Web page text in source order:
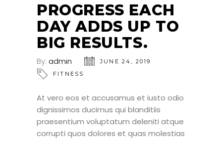
PROGRESS EACH
DAY ADDS UP TO
BIG RESULTS.
By: admin
JUNE 24, 2019
FITNESS
At vero eos et accusamus et iusto odio
dignissimos ducimus qui blanditiis
praesentium voluptatum deleniti atque
corrupti quos dolores et quas molestias